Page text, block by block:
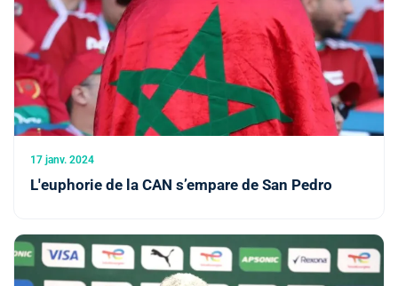
17 janv. 2024
L'euphorie de la CAN s’empare de San Pedro